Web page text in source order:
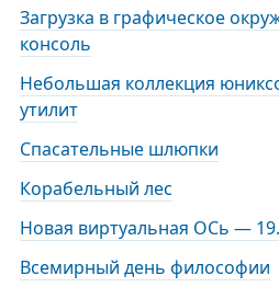
Загрузка в графическое
консоль
Небольшая коллекция
утилит
Спасательные шлюпки
Корабельный лес
Новая виртуальная ОСь —
Всемирный день философии